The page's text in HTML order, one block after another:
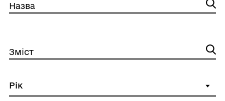
Назва
Зміст